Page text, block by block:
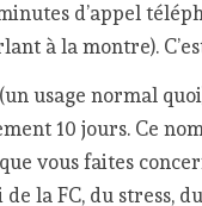
d’appel
à la montre).
usage normal
10 jours. Ce
vous faites
la FC, du stress,